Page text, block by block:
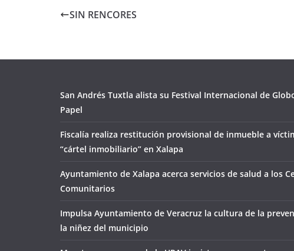
SIN RENCORES
San Andrés Tuxtla alista su Festival Internacional de
Papel
Fiscalía realiza restitución provisional de inmueble a
“cártel inmobiliario” en Xalapa
Ayuntamiento de Xalapa acerca servicios de salud a los
Comunitarios
Impulsa Ayuntamiento de Veracruz la cultura de la
la niñez del municipio